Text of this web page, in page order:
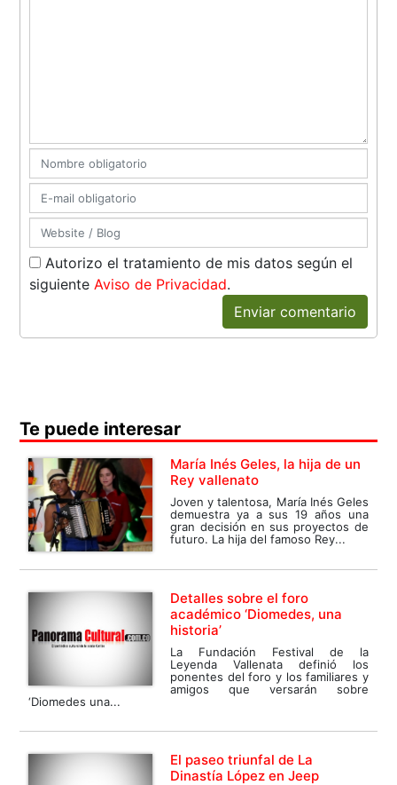
Autorizo el tratamiento de mis datos según el
siguiente Aviso de Privacidad.
Enviar comentario
Te puede interesar
María Inés Geles, la hija de un
Rey vallenato
Joven y talentosa, María Inés Geles
demuestra ya a sus 19 años una
gran decisión en sus proyectos de
futuro. La hija del famoso Rey...
Detalles sobre el foro
académico ‘Diomedes, una
historia’
La Fundación Festival de la
Leyenda Vallenata definió los
ponentes del foro y los familiares y
amigos que versarán sobre
‘Diomedes una...
El paseo triunfal de La
Dinastía López en Jeep